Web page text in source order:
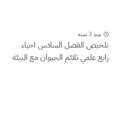
منذ 3 سنة
تلخيص الفصل السادس احياء
رابع علمي تلائم الحيوان مع البيئة